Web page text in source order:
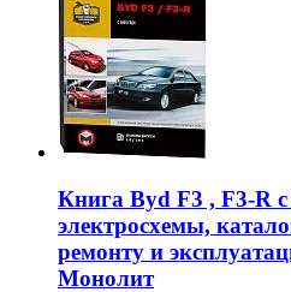
Книга Byd F3 , F3-R с
электросхемы,
ремонту и
Монолит